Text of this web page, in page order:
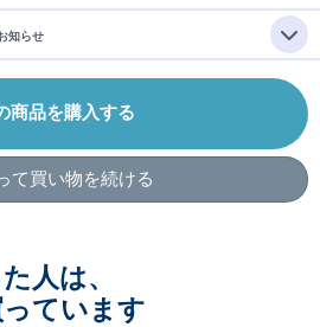
知らせ
商品を購入する
て買い物を続ける
人は、
ています